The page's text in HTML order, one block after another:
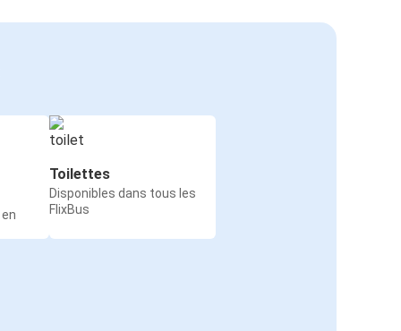
Toilettes
Disponibles dans tous les
FlixBus